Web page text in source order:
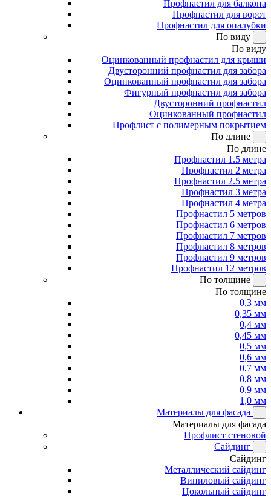
Профнастил для балкона
Профнастил для ворот
Профнастил для опалубки
По виду
По виду
Оцинкованный профнастил для крыши
Двусторонний профнастил для забора
Оцинкованный профнастил для забора
Фигурный профнастил для забора
Двусторонний профнастил
Оцинкованный профнастил
Профлист с полимерным покрытием
По длине
По длине
Профнастил 1.5 метра
Профнастил 2 метра
Профнастил 2.5 метра
Профнастил 3 метра
Профнастил 4 метра
Профнастил 5 метров
Профнастил 6 метров
Профнастил 7 метров
Профнастил 8 метров
Профнастил 9 метров
Профнастил 12 метров
По толщине
По толщине
0,3 мм
0,35 мм
0,4 мм
0,45 мм
0,5 мм
0,6 мм
0,7 мм
0,8 мм
0,9 мм
1,0 мм
Материалы для фасада
Материалы для фасада
Профлист стеновой
Сайдинг
Сайдинг
Металлический сайдинг
Виниловый сайдинг
Цокольный сайдинг